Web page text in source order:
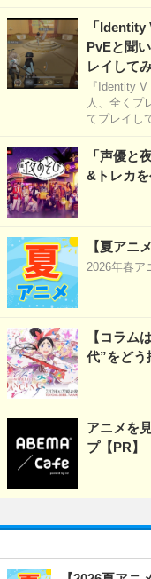
「
PvEと聞
レイして
『Identity
人、全くプ
てプレイし
「声優と
&トレカを
【夏アニ
2026年春ア
【コラム
代”をどう
アニメを
プ【PR】